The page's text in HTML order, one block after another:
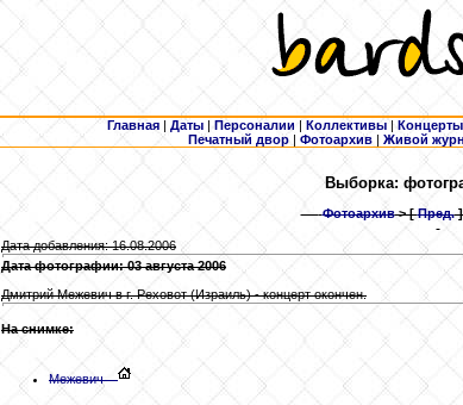
Главная | Даты | Персоналии | Коллективы | Концерты
Печатный двор | Фотоархив | Живой
Выборка:
Фотоархив> [Пред.
Дата добавления: 16.08.2006
Дата фотографии: 03 августа 2006
Дмитрий Межевич в г. Реховот (Израиль) - концерт окончен.
На снимке:
Межевич